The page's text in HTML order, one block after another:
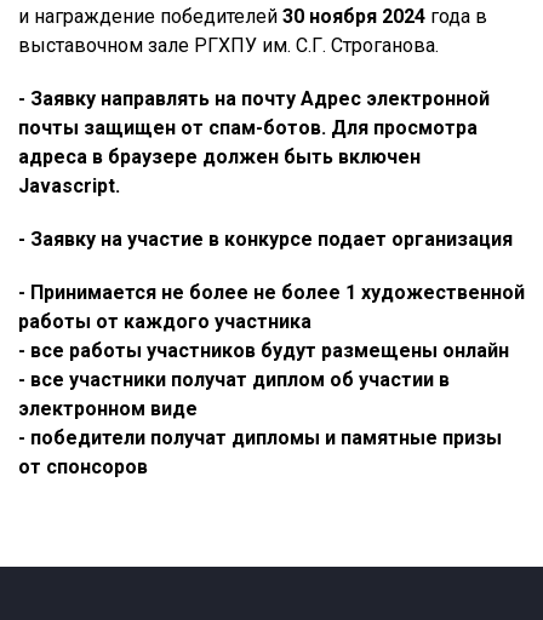
и награждение победителей 30 ноября 2024 года в
выставочном зале РГХПУ им. С.Г. Строганова.
- Заявку направлять на почту Адрес электронной
почты защищен от спам-ботов. Для просмотра
адреса в браузере должен быть включен
Javascript.
- Заявку на участие в конкурсе подает организация
- Принимается не более не более 1 художественной
работы от каждого участника
- все работы участников будут размещены онлайн
- все участники получат диплом об участии в
электронном виде
- победители получат дипломы и памятные призы
от спонсоров